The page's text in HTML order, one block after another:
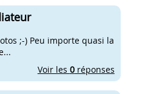
;-) Peu importe quasi la
Voir les 0réponses